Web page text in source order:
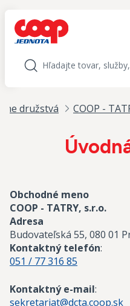
Hľadať
družstvá COOP -
Obchodné meno
COOP - TATRY, s.r.o.
Adresa
Budovateľská 55, 080 01
Kontaktný telefón:
051 / 77 316 85
Kontaktný e-mail:
sekretariat@dcta.coop.sk